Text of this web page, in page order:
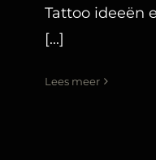
Tattoo ideeën
[...]
Lees meer